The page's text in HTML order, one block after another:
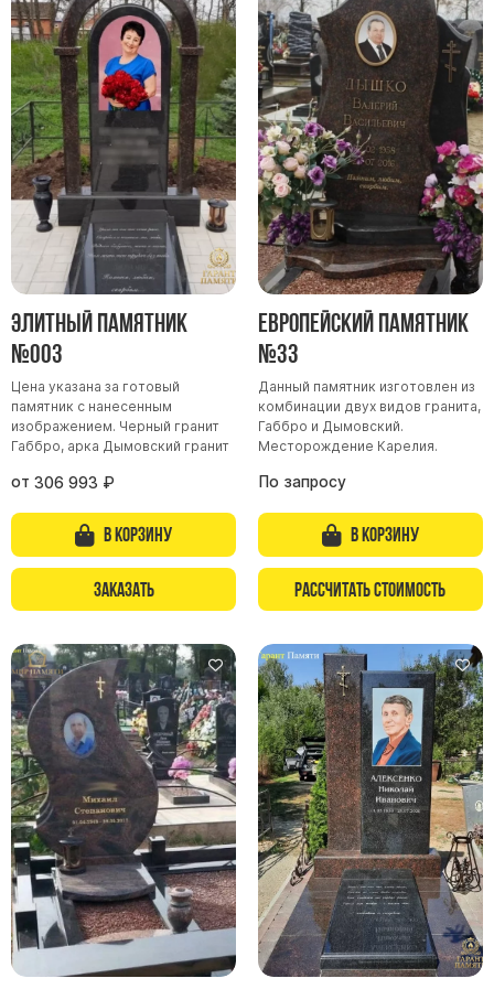
Элитный памятник
№003
Цена указана за готовый
памятник с нанесенным
изображением. Черный гранит
Габбро, арка Дымовский гранит
от 306 993 ₽
В корзину
Заказать
Европейский памятник
№33
Данный памятник изготовлен из
комбинации двух видов гранита,
Габбро и Дымовский.
Месторождение Карелия.
По запросу
В корзину
Рассчитать стоимость